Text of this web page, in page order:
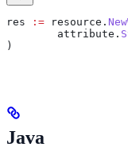
res := resource .
	attribute
.
)
Java